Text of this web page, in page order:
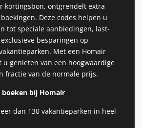
kortingsbon, ontgrendelt extra
Deze codes helpen u
tot speciale aanbiedingen, last-
besparingen op
Met een Homair
u genieten van een hoogwaardige
fractie van de normale prijs.
boeken bij Homair
dan 130 vakantieparken in heel